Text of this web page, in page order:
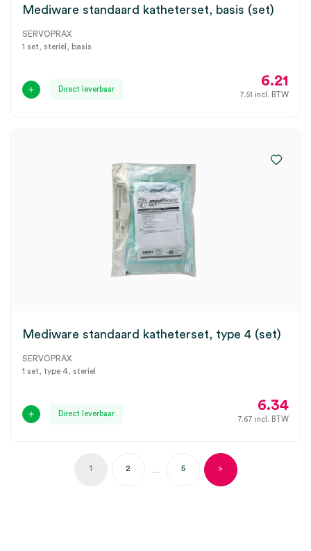
Mediware standaard katheterset, basis (set)
SERVOPRAX
1 set, steriel, basis
Direct leverbaar
6.21
7.51 incl. BTW
Mediware standaard katheterset, type 4 (set)
SERVOPRAX
1 set, type 4, steriel
Direct leverbaar
6.34
7.67 incl. BTW
1 2 5 >